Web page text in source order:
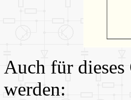
Auch für dieses
werden: